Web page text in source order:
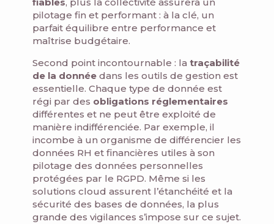
pilotage fin et performant : à la clé, un
parfait équilibre entre performance et
maîtrise budgétaire.
Second point incontournable : la traçabilité
de la donnée dans les outils de gestion est
essentielle. Chaque type de donnée est
régi par des obligations réglementaires
différentes et ne peut être exploité de
manière indifférenciée. Par exemple, il
incombe à un organisme de différencier les
données RH et financières utiles à son
pilotage des données personnelles
protégées par le RGPD. Même si les
solutions cloud assurent l’étanchéité et la
sécurité des bases de données, la plus
grande des vigilances s’impose sur ce sujet.